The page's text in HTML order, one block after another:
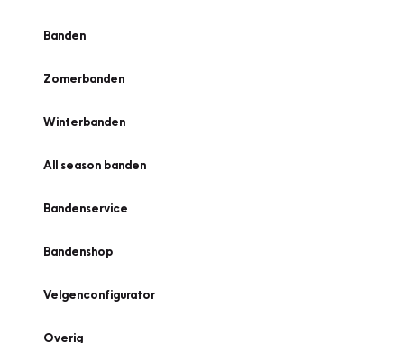
Banden
Zomerbanden
Winterbanden
All season banden
Bandenservice
Bandenshop
Velgenconfigurator
Overig